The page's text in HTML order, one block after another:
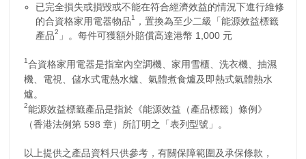
已完全損失或損毀或不能在符合經濟效益的情況下進行維修
的合資格家用電器物品1
，置換為至少二級「能源效益標籤
產品2 」。每件可獲額外賠償高達港幣 1,000 元
1合資格家用電器是指室內空調機、家用雪櫃、洗衣機、抽濕
機、電視、儲水式電熱水爐、氣體煮食爐及即熱式氣體熱水
爐。
2能源效益標籤產品是指於《能源效益（產品標籤）條例》
（香港法例第 598 章）所訂明之「表列型號」。
以上提供之產品資料只供參考，有關保障範圍及承保條款，